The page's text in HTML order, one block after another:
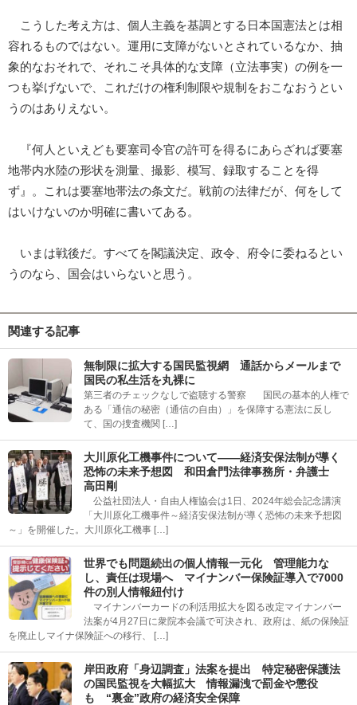
こうした考え方は、個人主義を基調とする日本国憲法とは相
容れるものではない。運用に支障がないとされているなか、抽
象的なおそれで、それこそ具体的な支障（立法事実）の例を一
つも挙げないで、これだけの権利制限や規制をおこなおうとい
うのはありえない。
『何人といえども要塞司令官の許可を得るにあらざれば要塞
地帯内水陸の形状を測量、撮影、模写、録取することを得
ず』。これは要塞地帯法の条文だ。戦前の法律だが、何をして
はいけないのか明確に書いてある。
いまは戦後だ。すべてを閣議決定、政令、府令に委ねるとい
うのなら、国会はいらないと思う。
関連する記事
無制限に拡大する国民監視網 通話からメールまで
国民の私生活を丸裸に
第三者のチェックなしで盗聴する警察 国民の基本的人権で
ある「通信の秘密（通信の自由）」を保障する憲法に反し
て、国の捜査機関 […]
大川原化工機事件について――経済安保法制が導く
恐怖の未来予想図 和田倉門法律事務所・弁護士
高田剛
公益社団法人・自由人権協会は1日、2024年総会記念講演
「大川原化工機事件～経済安保法制が導く恐怖の未来予想図
～」を開催した。大川原化工機事 […]
世界でも問題続出の個人情報一元化 管理能力な
し、責任は現場へ マイナンバー保険証導入で7000
件の別人情報紐付け
マイナンバーカードの利活用拡大を図る改定マイナンバー
法案が4月27日に衆院本会議で可決され、政府は、紙の保険証
を廃止しマイナ保険証への移行、 […]
岸田政府「身辺調査」法案を提出 特定秘密保護法
の国民監視を大幅拡大 情報漏洩で罰金や懲役
も “裏金”政府の経済安全保障